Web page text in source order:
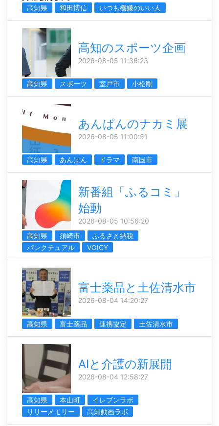
高知県 和田博信 いつも機嫌のいい人
高知のスポーツ企画
2026-08-05 11:36:23
高知県 スポーツ 室戸市 小松剛
あんぱんのナカミ展
2026-08-05 11:00:51
高知県 あんぱん ドラマ 南国市
新番組「ふるコミ」
始動
2026-08-05 10:56:20
高知県
須崎市
ふるさと納税
パンクチュアル
VOICY
富士薬品と土佐清水市
2026-08-04 14:20:27
高知県 富士薬品 連携協定 土佐清水市
AIと介護の新展開
2026-08-04 12:58:27
高知県 本山町
イレブンラボ
リリーメモリー
高知動画ラボ